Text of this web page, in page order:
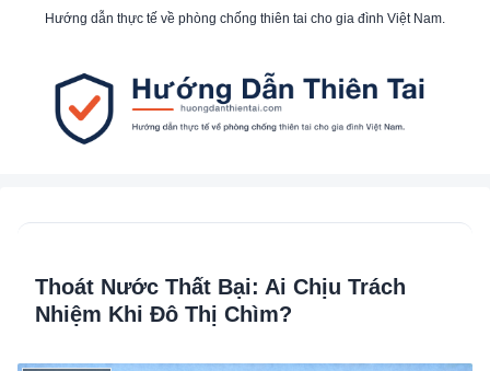
Hướng dẫn thực tế về phòng chống thiên tai cho gia đình Việt Nam.
Thoát Nước Thất Bại: Ai Chịu Trách
Nhiệm Khi Đô Thị Chìm?